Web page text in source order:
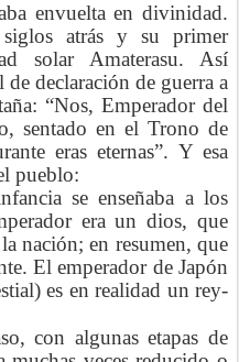
envuelta en divinidad.
atrás y su primer
solar Amaterasu. Así
declaración de guerra a
“Nos, Emperador del
sentado en el Trono de
eras eternas”. Y esa
pueblo:
se enseñaba a los
era un dios, que
nación; en resumen, que
El emperador de Japón
es en realidad un rey-
con algunas etapas de